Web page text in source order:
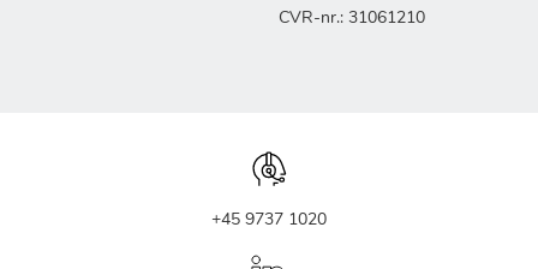
CVR-nr.: 31061210
+45 9737 1020